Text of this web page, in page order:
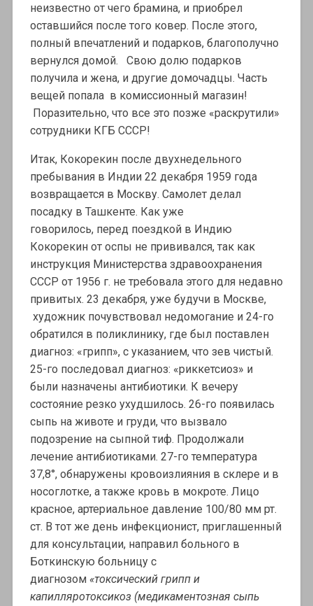
неизвестно от чего брамина, и приобрел
оставшийся после того ковер. После этого,
полный впечатлений и подарков, благополучно
вернулся домой. Свою долю подарков
получила и жена, и другие домочадцы. Часть
вещей попала в комиссионный магазин!
Поразительно, что все это позже «раскрутили»
сотрудники КГБ СССР!
Итак, Кокорекин после двухнедельного
пребывания в Индии 22 декабря 1959 года
возвращается в Москву. Самолет делал
посадку в Ташкенте. Как уже
говорилось, перед поездкой в Индию
Кокорекин от оспы не прививался, так как
инструкция Министерства здравоохранения
СССР от 1956 г. не требовала этого для недавно
привитых. 23 декабря, уже будучи в Москве,
художник почувствовал недомогание и 24-го
обратился в поликлинику, где был поставлен
диагноз: «грипп», с указанием, что зев чистый.
25-го последовал диагноз: «риккетсиоз» и
были назначены антибиотики. К вечеру
состояние резко ухудшилось. 26-го появилась
сыпь на животе и груди, что вызвало
подозрение на сыпной тиф. Продолжали
лечение антибиотиками. 27-го температура
37,8°, обнаружены кровоизлияния в склере и в
носоглотке, а также кровь в мокроте. Лицо
красное, артериальное давление 100/80 мм рт.
ст. В тот же день инфекционист, приглашенный
для консультации, направил больного в
Боткинскую больницу с
диагнозом «токсический грипп и
капилляротоксикоз (медикаментозная сыпь